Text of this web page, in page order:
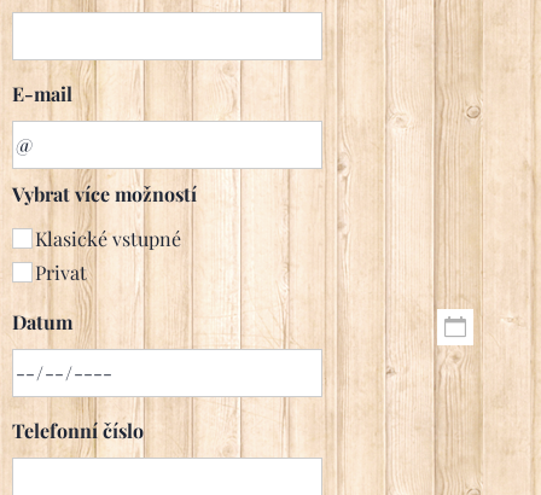
E-mail
Vybrat více možností
Klasické vstupné
Privat
Datum
Telefonní číslo